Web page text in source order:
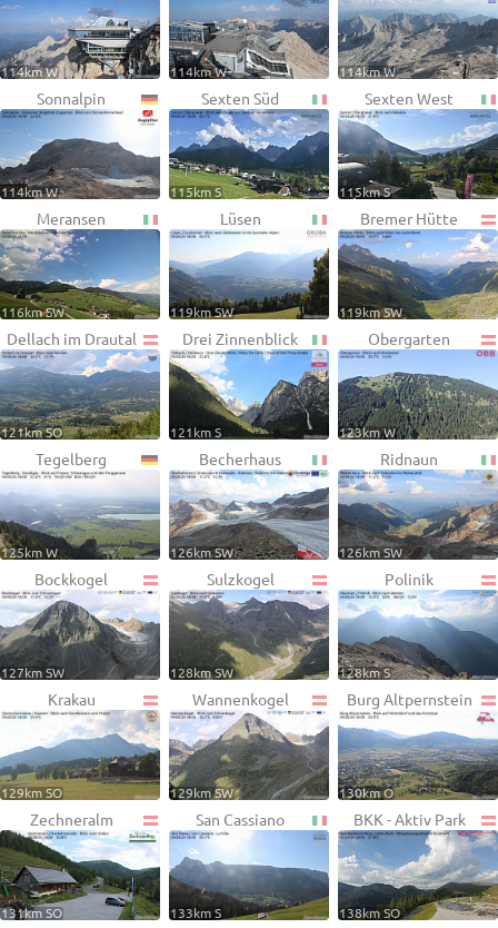
114km W 114km W 114km W
Sonnalpin
114km W
Sexten Süd
115km S
Sexten West
115km S
Meransen
116km SW
Lüsen
119km SW
Bremer Hütte
119km SW
Dellach im Drautal
121km SO
Drei Zinnenblick
121km S
Obergarten
123km W
Tegelberg
125km W
Becherhaus
126km SW
Ridnaun
126km SW
Bockkogel
127km SW
Sulzkogel
128km SW
Polinik
128km S
Krakau
129km SO
Wannenkogel
129km SW
Burg Altpernstein
130km O
Zechneralm
131km SO
San Cassiano
133km S
BKK - Aktiv Park
138km SO